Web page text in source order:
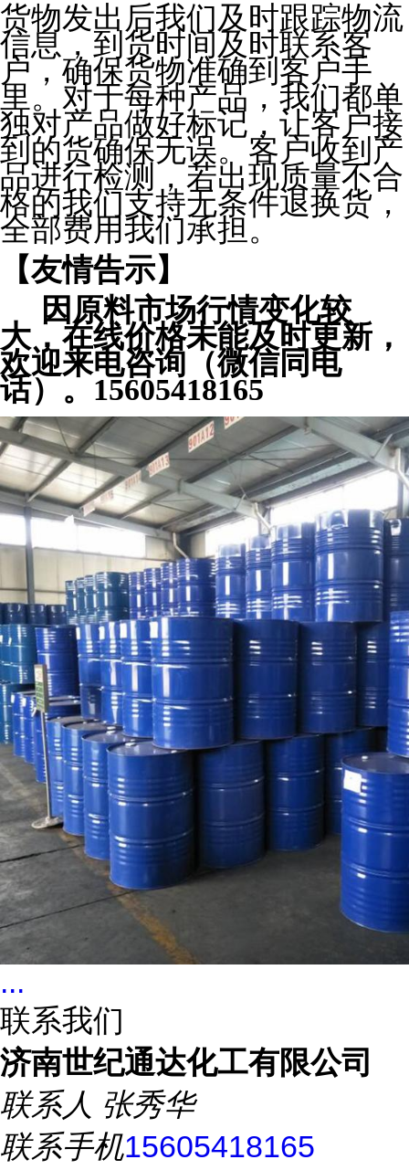
货物发出后我们及时跟踪物流
信息，到货时间及时联系客
户，确保货物准确到客户手
里。对于每种产品，我们都单
独对产品做好标记，让客户接
到的货确保无误。客户收到产
品进行检测，若出现质量不合
格的我们支持无条件退换货，
全部费用我们承担。
【友情告示】
因原料市场行情变化较
大，在线价格未能及时更新，
欢迎来电咨询（微信同电
话）。15605418165
...
联系我们
济南世纪通达化工有限公司
联系人 张秀华
联系手机15605418165